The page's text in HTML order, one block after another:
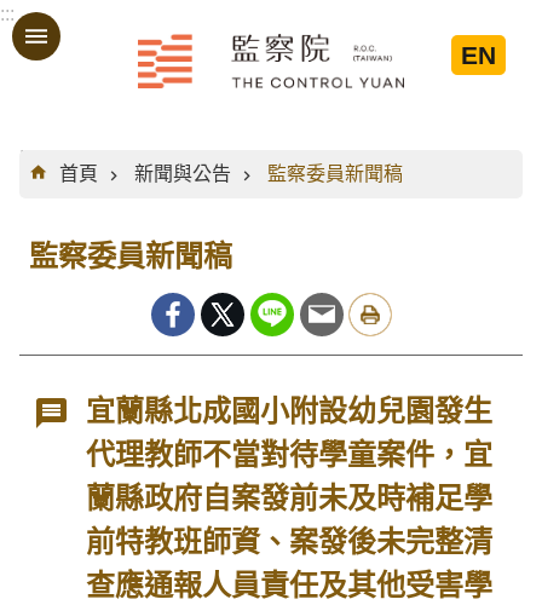
跳到主要內容區塊
:::
EN
:::
首頁
新聞與公告 監察委員新聞稿
監察委員新聞稿
宜蘭縣北成國小附設幼兒園發生
代理教師不當對待學童案件，宜
蘭縣政府自案發前未及時補足學
前特教班師資、案發後未完整清
查應通報人員責任及其他受害學